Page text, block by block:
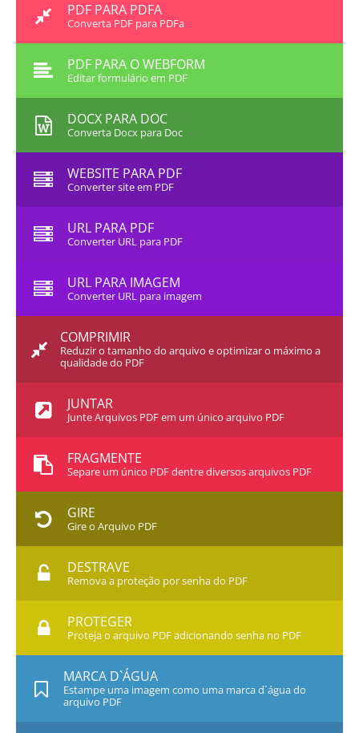
PDF PARA PDFA
Converta PDF para PDFa
PDF PARA O WEBFORM
Editar formulário em PDF
DOCX PARA DOC
Converta Docx para Doc
WEBSITE PARA PDF
Converter site em PDF
URL PARA PDF
Converter URL para PDF
URL PARA IMAGEM
Converter URL para imagem
COMPRIMIR
Reduzir o tamanho do arquivo e optimizar o máximo a
qualidade do PDF
JUNTAR
Junte Arquivos PDF em um único arquivo PDF
FRAGMENTE
Separe um único PDF dentre diversos arquivos PDF
GIRE
Gire o Arquivo PDF
DESTRAVE
Remova a proteção por senha do PDF
PROTEGER
Proteja o arquivo PDF adicionando senha no PDF
MARCA D`ÁGUA
Estampe uma imagem como uma marca d`água do
arquivo PDF